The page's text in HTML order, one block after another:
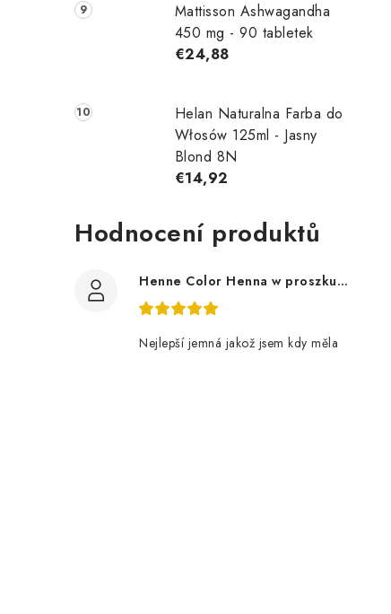
Mattisson Ashwagandha
450 mg - 90 tabletek
€24,88
Helan Naturalna Farba do
Włosów 125ml - Jasny
Blond 8N
€14,92
Hodnocení produktů
Henne Color Henna w proszku kolor: brązowy 100g
Nejlepší jemná jakož jsem kdy měla